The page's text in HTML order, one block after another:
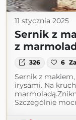
11 stycznia 2025
Sernik z
z
326 6
Sernik z
irysami. Na
Szczególnie